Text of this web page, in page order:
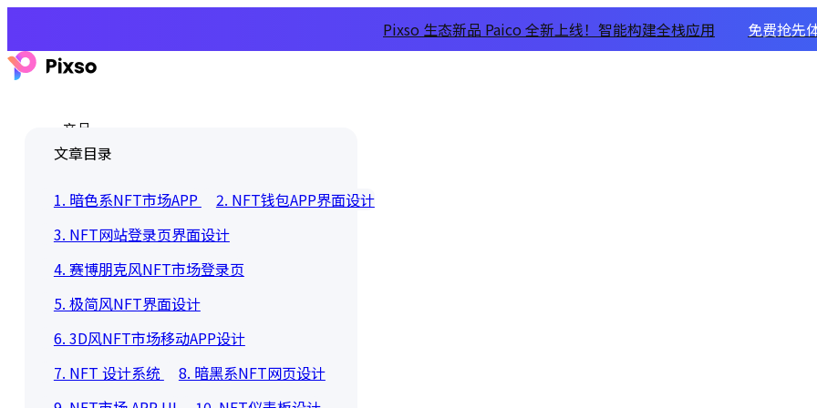
Pixso 生态新品 Paico 全新上线！智能构建全栈应用 免费抢先
产品
文章目录
1. 暗色系NFT市场APP
2. NFT钱包APP界面设计
3. NFT网站登录页界面设计
4. 赛博朋克风NFT市场登录页
5. 极简风NFT界面设计
6. 3D风NFT市场移动APP设计
7. NFT 设计系统
8. 暗黑系NFT网页设计